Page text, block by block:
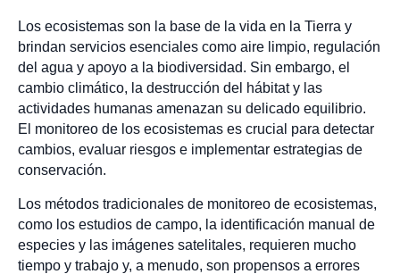
Los ecosistemas son la base de la vida en la Tierra y
brindan servicios esenciales como aire limpio, regulación
del agua y apoyo a la biodiversidad. Sin embargo, el
cambio climático, la destrucción del hábitat y las
actividades humanas amenazan su delicado equilibrio.
El monitoreo de los ecosistemas es crucial para detectar
cambios, evaluar riesgos e implementar estrategias de
conservación.
Los métodos tradicionales de monitoreo de ecosistemas,
como los estudios de campo, la identificación manual de
especies y las imágenes satelitales, requieren mucho
tiempo y trabajo y, a menudo, son propensos a errores